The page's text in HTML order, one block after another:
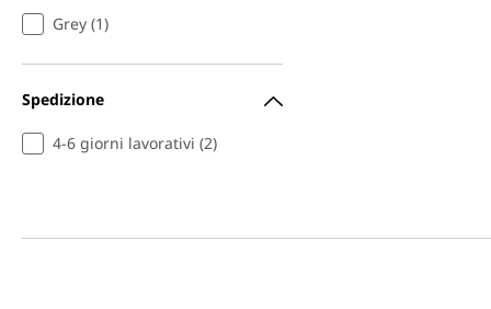
Grey (1)
Spedizione
4-6 giorni lavorativi (2)